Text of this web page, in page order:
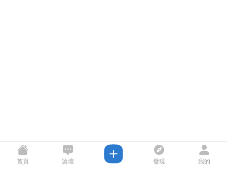
首頁 論壇 發現 我的